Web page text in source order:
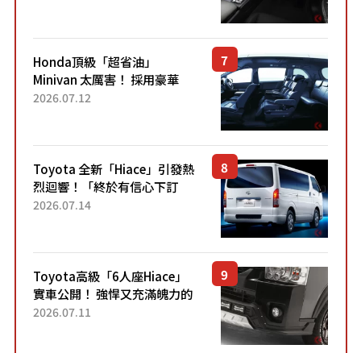
Honda頂級「超省油」
Minivan 太厲害！ 採用豪華
「真皮座椅」與專屬「黑色內
「三...
2026.07.12
Toyota 全新「Hiace」引發熱
烈迴響！「終於有信心下訂
了！」「哪個等級交車最
車？...
2026.07.14
Toyota高級「6人座Hiace」
實車公開！ 強悍又充滿魄力的
「全黑設計」搭配特別「豪華
2026.07.11